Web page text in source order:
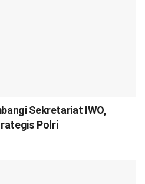
Sekretariat IWO,
Polri